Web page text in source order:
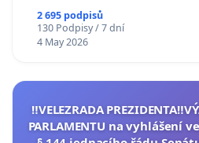
2 695 podpisů
130 Podpisy / 7 dní
4 May 2026
‼️VELEZRADA
PARLAMENTU na vyhlášení